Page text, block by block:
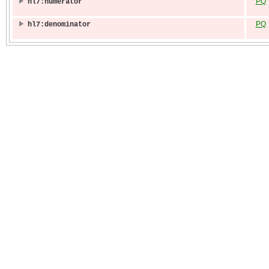
hl7:numerator
hl7:denominator
PQ